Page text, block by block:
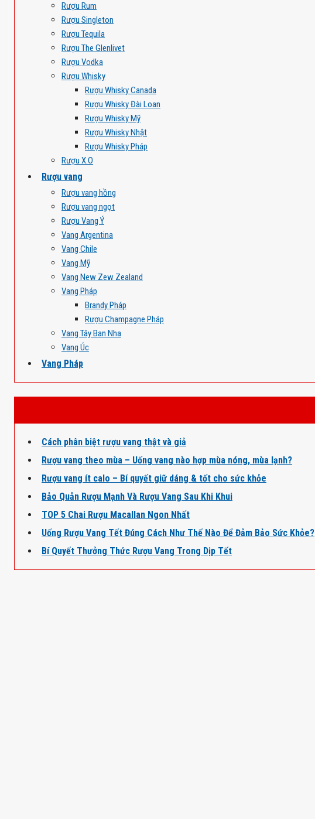
Rượu Rum
Rượu Singleton
Rượu Tequila
Rượu The Glenlivet
Rượu Vodka
Rượu Whisky
Rượu Whisky Canada
Rượu Whisky Đài Loan
Rượu Whisky Mỹ
Rượu Whisky Nhật
Rượu Whisky Pháp
Rượu X.O
Rượu vang
Rượu vang hồng
Rượu vang ngọt
Rượu Vang Ý
Vang Argentina
Vang Chile
Vang Mỹ
Vang New Zew Zealand
Vang Pháp
Brandy Pháp
Rượu Champagne Pháp
Vang Tây Ban Nha
Vang Úc
Vang Pháp
Cách phân biệt rượu vang thật và giả
Rượu vang theo mùa – Uống vang nào hợp mùa nóng, mùa lạnh?
Rượu vang ít calo – Bí quyết giữ dáng & tốt cho sức khỏe
Bảo Quản Rượu Mạnh Và Rượu Vang Sau Khi Khui
TOP 5 Chai Rượu Macallan Ngon Nhất
Uống Rượu Vang Tết Đúng Cách Như Thế Nào Để Đảm Bảo Sức Khỏe?
Bí Quyết Thưởng Thức Rượu Vang Trong Dịp Tết